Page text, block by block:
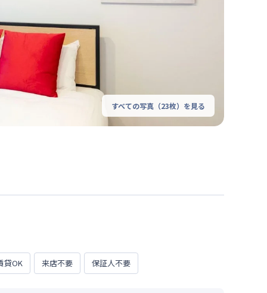
すべての写真（23枚）を見る
貸OK 来店不要 保証人不要